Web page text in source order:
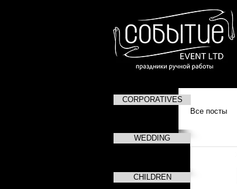
Все посты
CORPORATIVES
WEDDING
CHILDREN